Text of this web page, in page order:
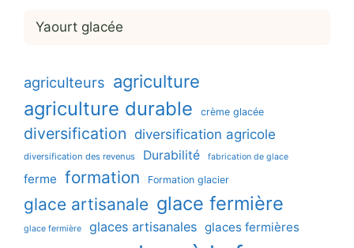
Yaourt glacée
agriculteurs agriculture
agriculture durable crème glacée
diversification diversification agricole
diversification des revenus Durabilité fabrication de glace
ferme formation Formation glacier
glace artisanale glace fermière
glace fermière glaces artisanales glaces fermières